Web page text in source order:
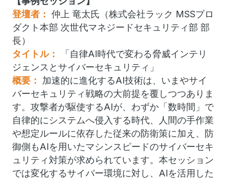
登壇者： 仲上 竜太氏（株式会社ラック MSSプロ
ダクト本部 次世代マネジードセキュリティ部 部
長）
タイトル：
「自律AI時代で変わる脅威インテリ
ジェンスとサイバーセキュリティ」
概要： 加速的に進化するAI技術は、いまやサイ
バーセキュリティ戦略の大前提を覆しつつありま
す。攻撃者が駆使するAIが、わずか「数時間」で
自律的にシステムへ侵入する時代、人間の手作業
や想定ルールに依存した従来の防衛策に加え、防
御側もAIを用いたマシンスピードのサイバーセキ
ュリティ対策が求められています。本セッション
では変化するサイバー環境に対し、AIを活用した